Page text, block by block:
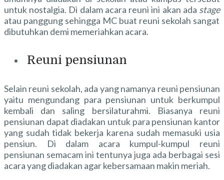
untuk nostalgia. Di dalam acara reuni ini akan ada stage
atau panggung sehingga MC buat reuni sekolah sangat
dibutuhkan demi memeriahkan acara.
Reuni pensiunan
Selain reuni sekolah, ada yang namanya reuni pensiunan
yaitu mengundang para pensiunan untuk berkumpul
kembali dan saling bersilaturahmi. Biasanya reuni
pensiunan dapat diadakan untuk para pensiunan kantor
yang sudah tidak bekerja karena sudah memasuki usia
pensiun. Di dalam acara kumpul-kumpul reuni
pensiunan semacam ini tentunya juga ada berbagai sesi
acara yang diadakan agar kebersamaan makin meriah.